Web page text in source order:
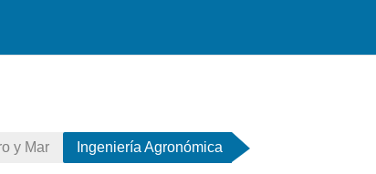
y Mar Ingeniería Agronómica